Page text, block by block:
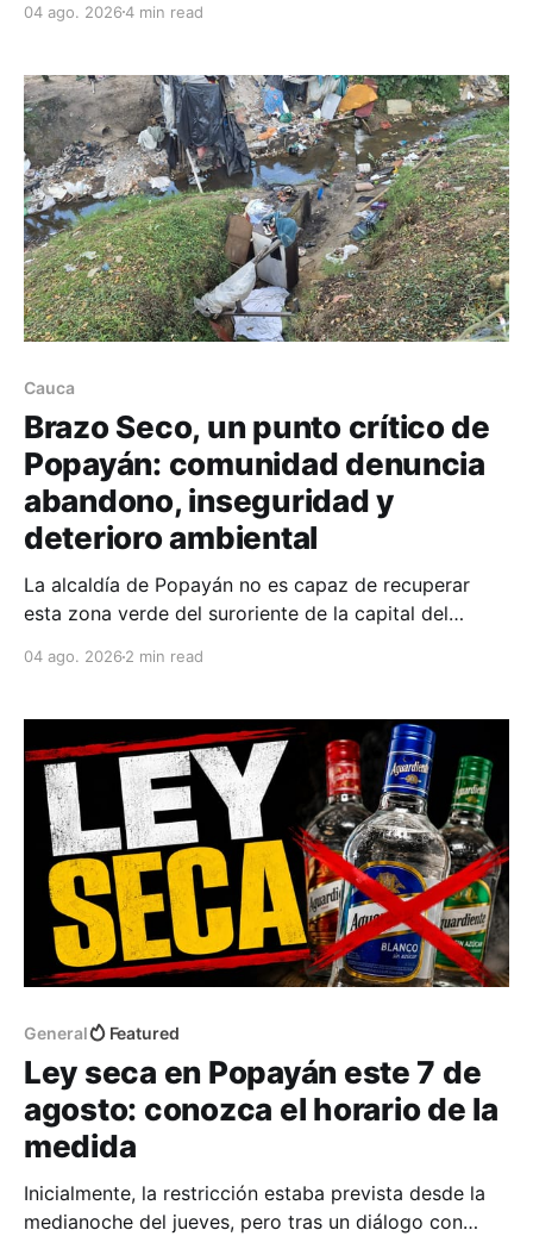
Muñoz Bravo incumple su promesa de "Recuperar a
vial.
04 ago. 20264 min read
Cauca
Brazo Seco, un punto crítico de
Popayán: comunidad denuncia
abandono, inseguridad y
deterioro ambiental
La alcaldía de Popayán no es capaz de recuperar
esta zona verde del suroriente de la capital del
de la gran cantidad de indigentes.
04 ago. 2026 2 min read
General Featured
Ley seca en Popayán este 7 de
agosto: conozca el horario de la
medida
Inicialmente, la restricción estaba prevista desde la
medianoche del jueves, pero tras un diálogo con